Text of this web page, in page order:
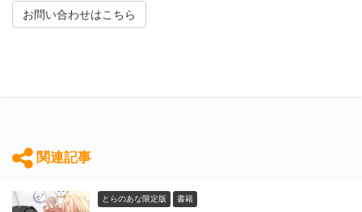
お問い合わせはこちら
関連記事
とらのあな限定版 書籍